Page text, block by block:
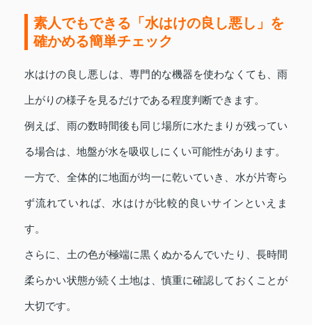
素人でもできる「水はけの良し悪し」を
確かめる簡単チェック
水はけの良し悪しは、専門的な機器を使わなくても、雨
上がりの様子を見るだけである程度判断できます。
例えば、雨の数時間後も同じ場所に水たまりが残ってい
る場合は、地盤が水を吸収しにくい可能性があります。
一方で、全体的に地面が均一に乾いていき、水が片寄ら
ず流れていれば、水はけが比較的良いサインといえま
す。
さらに、土の色が極端に黒くぬかるんでいたり、長時間
柔らかい状態が続く土地は、慎重に確認しておくことが
大切です。